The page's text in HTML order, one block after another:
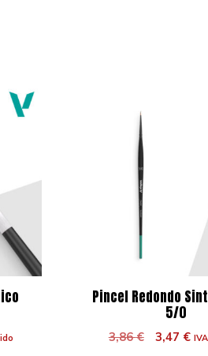
Pincel Redondo
5/0
3,86€
El
3,47 €El